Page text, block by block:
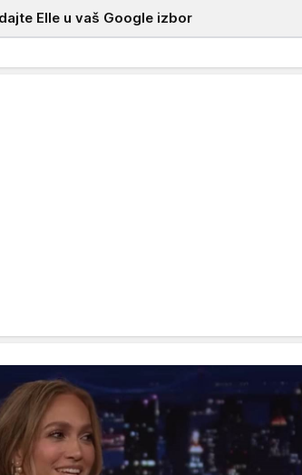
Elle u vaš Google izbor